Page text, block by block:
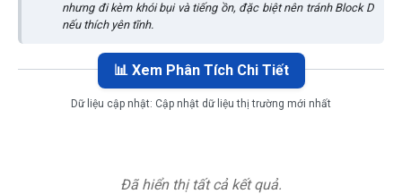
nhưng đi kèm khói bụi và tiếng ồn, đặc biệt nên tránh Block D
nếu thích yên tĩnh.
📊 Xem Phân Tích Chi Tiết
Dữ liệu cập nhật: Cập nhật dữ liệu thị trường mới nhất
Đã hiển thị tất cả kết quả.